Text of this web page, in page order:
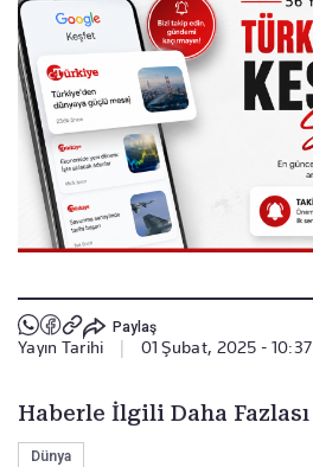
Paylaş
Yayın Tarihi 01 Şubat, 2025 - 10:37
Haberle İlgili Daha Fazlası
Dünya